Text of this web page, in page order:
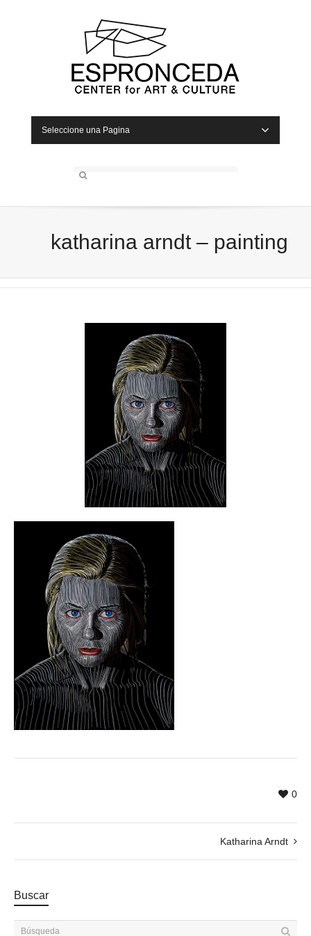
Seleccione una Pagina
katharina arndt – painting
0
Katharina Arndt
Buscar